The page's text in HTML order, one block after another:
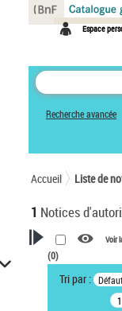
Espace
Recherche avancée
Accueil Liste de
1 Notices
VOTRE
Recherche
notices
Voir
(0)
Tri par :
Panneau de gestion des